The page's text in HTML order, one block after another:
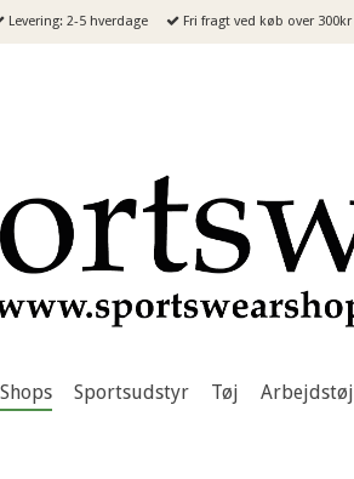
Levering: 2-5 hverdage Fri fragt ved køb over 300kr
Sportsudstyr Tøj Arbejdstøj